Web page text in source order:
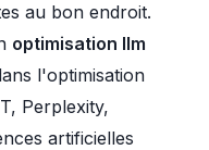
au bon endroit.
optimisation llm
l'optimisation
Perplexity,
artificielles